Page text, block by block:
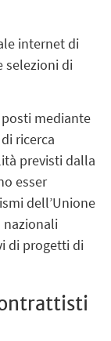
internet di
selezioni di
mediante
ricerca
previsti dalla
esser
dell’Unione
nazionali
di progetti di